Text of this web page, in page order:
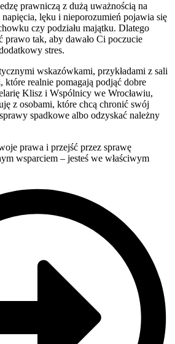
prawniczą z dużą uważnością na
lęku i nieporozumień pojawia się
czy podziału majątku. Dlatego
prawo tak, aby dawało Ci poczucie
stres.
wskazówkami, przykładami z sali
które realnie pomagają podjąć dobre
Klisz i Wspólnicy we Wrocławiu,
z osobami, które chcą chronić swój
spadkowe albo odzyskać należny
prawa i przejść przez sprawę
wsparciem – jesteś we właściwym